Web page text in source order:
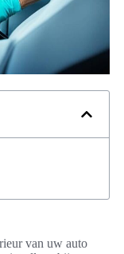
van uw auto